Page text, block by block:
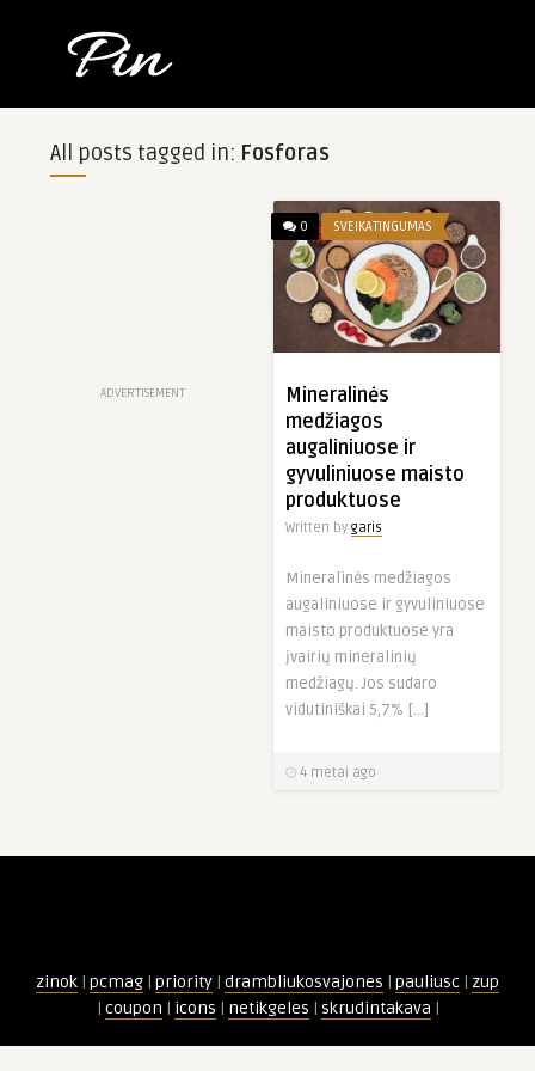
All posts tagged in: Fosforas
ADVERTISEMENT
0 SVEIKATINGUMAS
Mineralinės
medžiagos
augaliniuose ir
gyvuliniuose maisto
produktuose
Written by garis
Mineralinės medžiagos
augaliniuose ir gyvuliniuose
maisto produktuose yra
įvairių mineralinių
medžiagų. Jos sudaro
vidutiniškai 5,7% […]
4 metai ago
zinok | pcmag | priority | drambliukosvajones | pauliusc | zup
| coupon | icons | netikgeles | skrudintakava |